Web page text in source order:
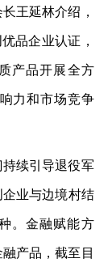
王延林介绍，
品企业认证，
产品开展全方
力和市场竞争
续引导退役军
业与边境村结
。金融赋能方
产品，截至目